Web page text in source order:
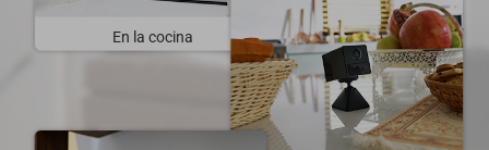
En la cocina